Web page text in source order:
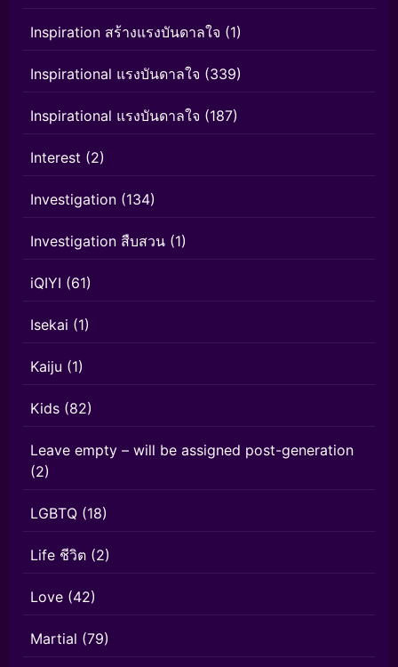
Inspiration สร้างแรงบันดาลใจ (1)
Inspirational แรงบันดาลใจ (339)
Inspirational แรงบันดาลใจ (187)
Interest (2)
Investigation (134)
Investigation สืบสวน (1)
iQIYI (61)
Isekai (1)
Kaiju (1)
Kids (82)
Leave empty – will be assigned post-generation
(2)
LGBTQ (18)
Life ชีวิต (2)
Love (42)
Martial (79)